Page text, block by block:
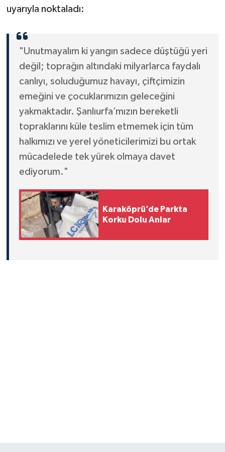
uyarıyla noktaladı:
"Unutmayalım ki yangın sadece düştüğü yeri
değil; toprağın altındaki milyarlarca faydalı
canlıyı, soluduğumuz havayı, çiftçimizin
emeğini ve çocuklarımızın geleceğini
yakmaktadır. Şanlıurfa’mızın bereketli
topraklarını küle teslim etmemek için tüm
halkımızı ve yerel yöneticilerimizi bu ortak
mücadelede tek yürek olmaya davet
ediyorum."
Karaköprü’de Parkta
Korku Dolu Anlar